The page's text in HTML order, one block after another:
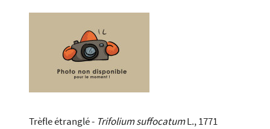
Trèfle étranglé - Trifolium suffocatumL., 1771